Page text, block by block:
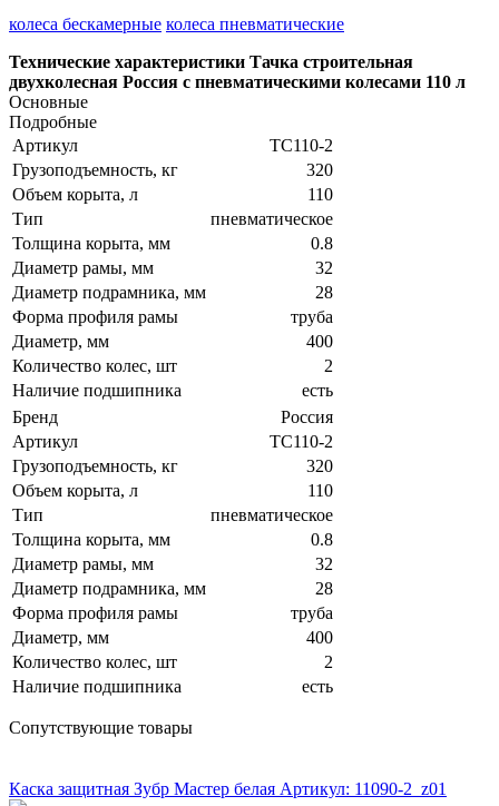
колеса бескамерные колеса пневматические
Технические характеристики Тачка строительная
двухколесная Россия с пневматическими колесами 110 л
Основные
Подробные
Артикул
ТС110-2
Грузоподъемность, кг
320
Объем корыта, л
110
Тип
пневматическое
Толщина корыта, мм
0.8
Диаметр рамы, мм
32
Диаметр подрамника, мм
28
Форма профиля рамы
труба
Диаметр, мм
400
Количество колес, шт
2
Наличие подшипника
есть
Бренд
Россия
Артикул
ТС110-2
Грузоподъемность, кг
320
Объем корыта, л
110
Тип
пневматическое
Толщина корыта, мм
0.8
Диаметр рамы, мм
32
Диаметр подрамника, мм
28
Форма профиля рамы
труба
Диаметр, мм
400
Количество колес, шт
2
Наличие подшипника
есть
Сопутствующие товары
Каска защитная Зубр Мастер белая Артикул: 11090-2_z01